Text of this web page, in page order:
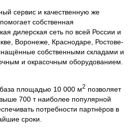
сервис и качественную же
собственная
дилерская сеть по всей России и
Воронеже, Краснодаре, Ростове-
собственными складами и
и окрасочным оборудованием.
площадью 10 000 м2 позволяет
700 т наиболее популярной
потребности партнёров в
сроки.